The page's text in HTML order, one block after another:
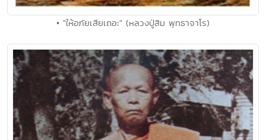
• "ให้อภัยเสียเถอะ" (หลวงปู่สิม พุทธาจาโร)